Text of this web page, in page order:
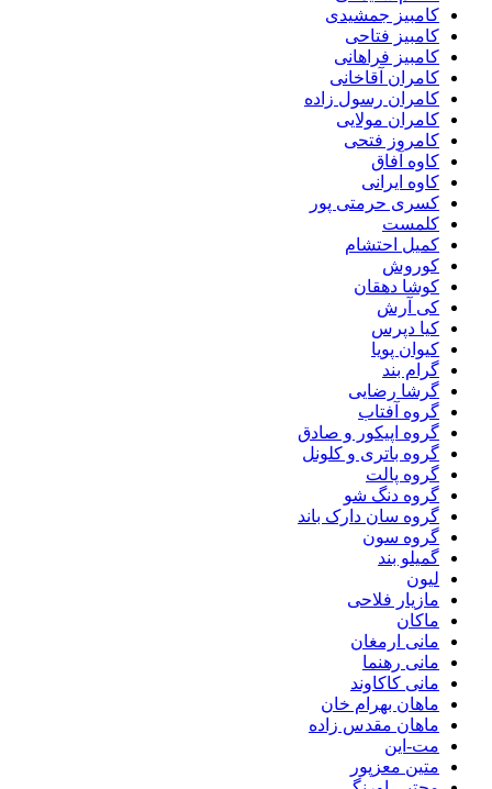
کامبیز جمشیدی
کامبیز فتاحی
کامبیز فراهانی
کامران آقاخانی
کامران رسول زاده
کامران مولایی
کامروز فتحی
کاوه آفاق
کاوه ایرانی
کسری حرمتی پور
کلمست
کمیل احتشام
کوروش
کوشا دهقان
کی آرش
کیا دپرس
کیوان پویا
گرام بند
گرشا رضایی
گروه آفتاب
گروه اپیکور و صادق
گروه باتری و کلونل
گروه پالت
گروه دنگ شو
گروه سان دارک باند
گروه سون
گمیلو بند
لیون
مازیار فلاحی
ماکان
مانی ارمغان
مانی رهنما
مانی کاکاوند
ماهان بهرام خان
ماهان مقدس زاده
مت-این
متین معزپور